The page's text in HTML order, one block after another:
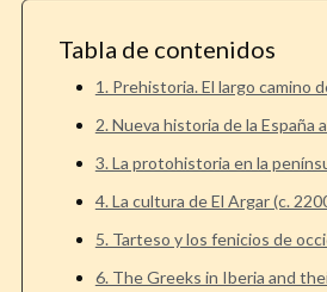
Tabla de contenidos
1. Prehistoria. El largo camino
2. Nueva historia de la España
3. La protohistoria en la
4. La cultura de El Argar (c.
5. Tarteso y los fenicios de
6. The Greeks in Iberia and